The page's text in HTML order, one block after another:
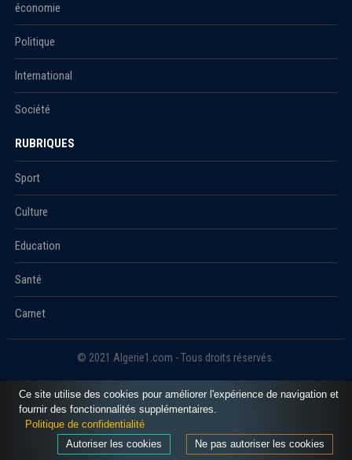
économie
Politique
International
Société
RUBRIQUES
Sport
Culture
Education
Santé
Carnet
© 2021 Algerie1.com - Tous droits réservés.
Ce site utilise des cookies pour améliorer l'expérience de navigation et
fournir des fonctionnalités supplémentaires.
Politique de confidentialité
Ne pas autoriser les cookies
Autoriser les cookies